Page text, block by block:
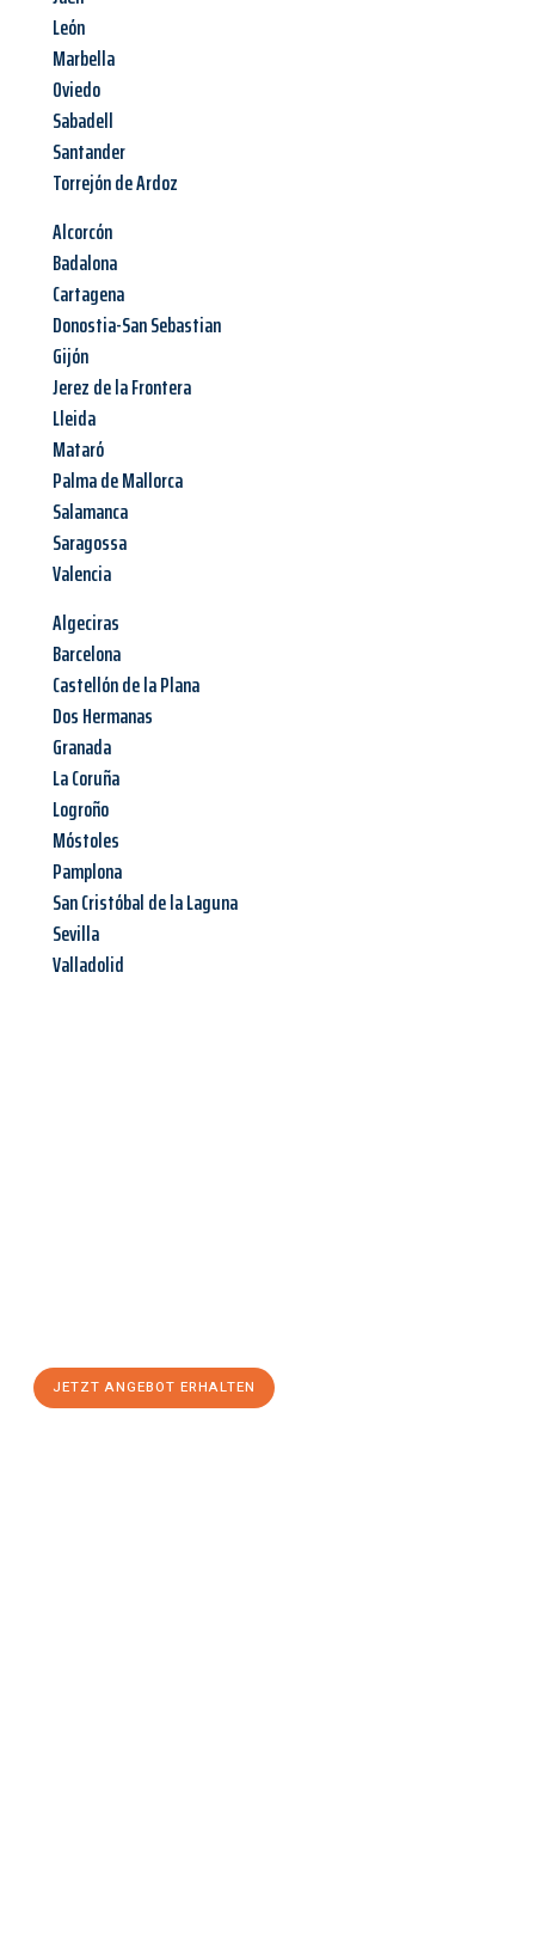
León
Marbella
Oviedo
Sabadell
Santander
Torrejón de Ardoz
Alcorcón
Badalona
Cartagena
Donostia-San Sebastian
Gijón
Jerez de la Frontera
Lleida
Mataró
Palma de Mallorca
Salamanca
Saragossa
Valencia
Algeciras
Barcelona
Castellón de la Plana
Dos Hermanas
Granada
La Coruña
Logroño
Móstoles
Pamplona
San Cristóbal de la Laguna
Sevilla
Valladolid
JETZT ANGEBOT ERHALTEN